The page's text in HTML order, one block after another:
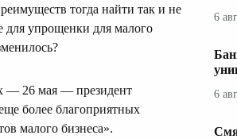
тогда найти так и не
упрощенки для малого
— 26 мая — президент
более благоприятных
малого бизнеса».
6
6